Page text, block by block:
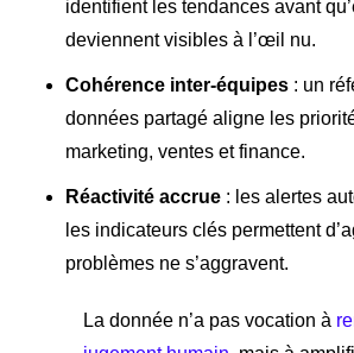
identifient les tendances avant
deviennent visibles à l’œil nu.
Cohérence inter-équipes : un
données partagé aligne les
marketing, ventes et finance.
Réactivité accrue : les alertes
les indicateurs clés permettent
problèmes ne s’aggravent.
La donnée n’a pas vocation à